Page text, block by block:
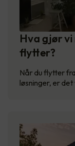
Hva gjør
flytter?
Når du flytter
løsninger, er